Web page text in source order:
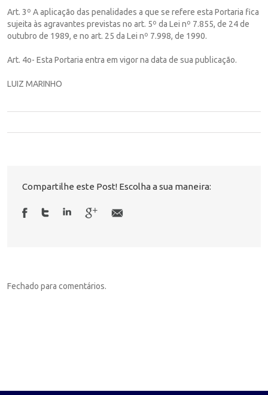
Art. 3º A aplicação das penalidades a que se refere esta Portaria fica
sujeita às agravantes previstas no art. 5º da Lei nº 7.855, de 24 de
outubro de 1989, e no art. 25 da Lei nº 7.998, de 1990.
Art. 4o- Esta Portaria entra em vigor na data de sua publicação.
LUIZ MARINHO
Compartilhe este Post! Escolha a sua maneira:
Fechado para comentários.